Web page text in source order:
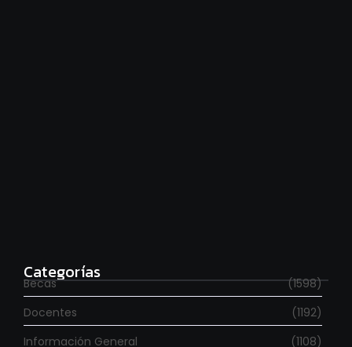
Categorías
Becas
(1598)
Docentes
(1192)
Información General
(1108)